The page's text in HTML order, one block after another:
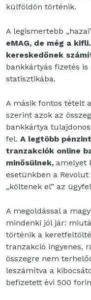
külföldön történik.
A legismertebb
eMAG, de még a
kereskedőnek
bankkártyás fizetés
statisztikába.
A másik fontos tételt
szerint azok az
bankkártya
fel. A legtöbb
tranzakciók online
minősülnek, amelyet
esetünkben a
„költenek el” az
A megoldással a
mindenki jól jár:
történik a
tranzakció ingyenes,
összegre nem
leszámítva a
befizetett évi 500